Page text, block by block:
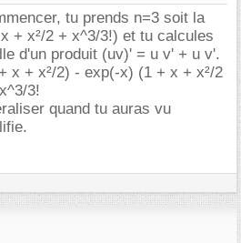
tu prends n=3 soit la
+ x²/2 + x^3/3!) et tu calcules
d'un produit (uv)' = u v' + u v'.
x + x²/2) - exp(-x) (1 + x + x²/2
3!
quand tu auras vu